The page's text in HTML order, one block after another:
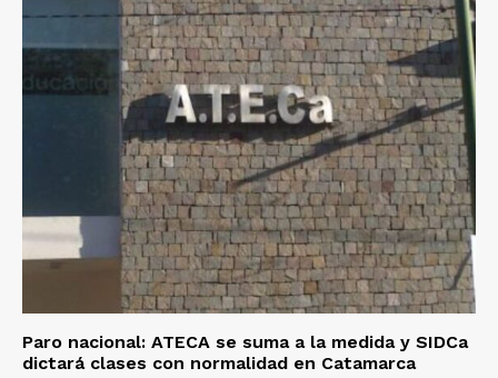
Paro nacional: ATECA se suma a la medida y SIDCa
dictará clases con normalidad en Catamarca